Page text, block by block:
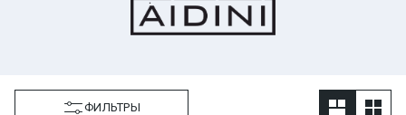
ФИЛЬТРЫ